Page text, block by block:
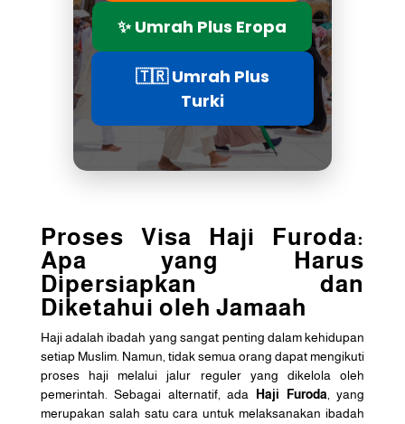
✨ Umrah Plus Eropa
🇹🇷 Umrah Plus
Turki
Proses Visa Haji Furoda:
Apa yang Harus
Dipersiapkan dan
Diketahui oleh Jamaah
Haji adalah ibadah yang sangat penting dalam kehidupan
setiap Muslim. Namun, tidak semua orang dapat mengikuti
proses haji melalui jalur reguler yang dikelola oleh
pemerintah. Sebagai alternatif, ada
Haji Furoda , yang
merupakan salah satu cara untuk melaksanakan ibadah